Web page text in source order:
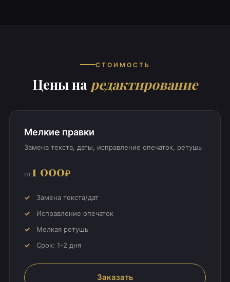
СТОИМОСТЬ
Цены на редактирование
Мелкие правки
Замена текста, даты, исправление опечаток, ретушь
от1 000₽
Замена текста/дат
Исправление опечаток
Мелкая ретушь
Срок: 1-2 дня
Заказать